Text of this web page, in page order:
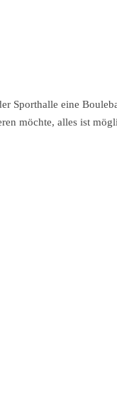
Sporthalle eine
möchte, alles ist